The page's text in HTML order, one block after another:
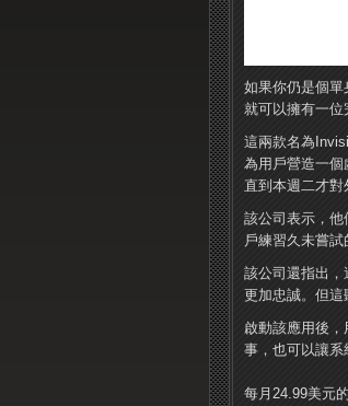
如果你仍是個單
就可以擁有一位
這兩款名為
為用戶營造一
直到本週二才對
該公司表示，他
戶練習久未嘗試
該公司還指出
更加忠誠。但這
啟動該應用後
事，也可以讓系
每月24.99美元